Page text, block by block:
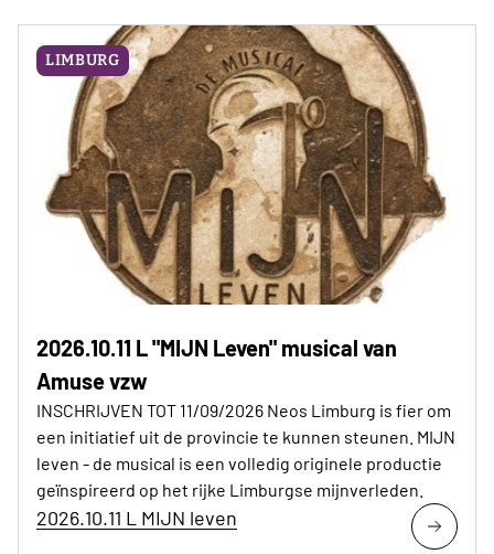
LIMBURG
2026.10.11 L "MIJN Leven" musical van
Amuse vzw
INSCHRIJVEN TOT 11/09/2026 Neos Limburg is fier om
een initiatief uit de provincie te kunnen steunen. MIJN
leven - de musical is een volledig originele productie
geïnspireerd op het rijke Limburgse mijnverleden.
2026.10.11 L MIJN leven